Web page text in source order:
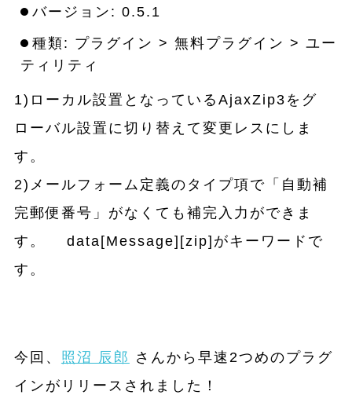
バージョン: 0.5.1
種類: プラグイン > 無料プラグイン > ユー
ティリティ
1)ローカル設置となっているAjaxZip3をグ
ローバル設置に切り替えて変更レスにしま
す。
2)メールフォーム定義のタイプ項で「自動補
完郵便番号」がなくても補完入力ができま
す。 data[Message][zip]がキーワードで
す。
今回、 照沼 辰郎 さんから早速2つめのプラグ
インがリリースされました！